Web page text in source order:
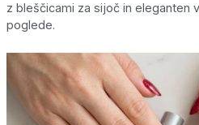
z bleščicami za sijoč in eleganten
poglede.